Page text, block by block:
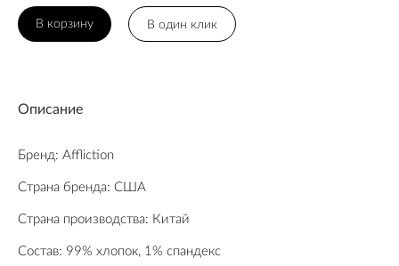
В корзину В один клик
Описание
Бренд: Affliction
Страна бренда: США
Страна производства: Китай
Состав: 99% хлопок, 1% спандекс